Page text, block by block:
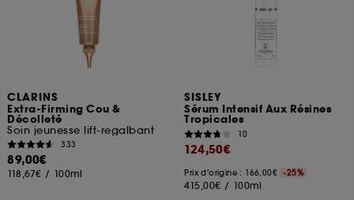
CLARINS
Extra-Firming Cou &
Décolleté
Soin jeunesse lift-regalbant
333
89,00€
118,67€ / 100ml
SISLEY
Sérum Intensif Aux Résines
Tropicales
10
124,50€
Prix d'origine : 166,00€ -25%
415,00€ / 100ml